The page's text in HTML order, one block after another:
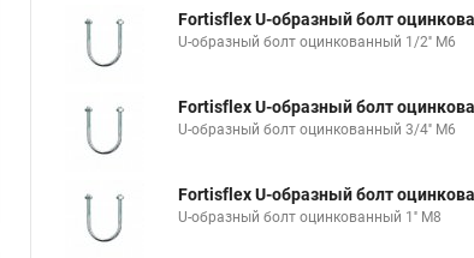
Fortisflex U-образный болт
U-образный болт оцинкованный 1/2'' М6
Fortisflex U-образный болт
U-образный болт оцинкованный 3/4'' М6
Fortisflex U-образный болт
U-образный болт оцинкованный 1'' М8